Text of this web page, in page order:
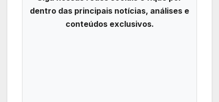
dentro das principais notícias, análises e
conteúdos exclusivos.